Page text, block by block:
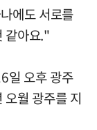
에도 서로를
같아요."
일 오후 광주
월 광주를 지